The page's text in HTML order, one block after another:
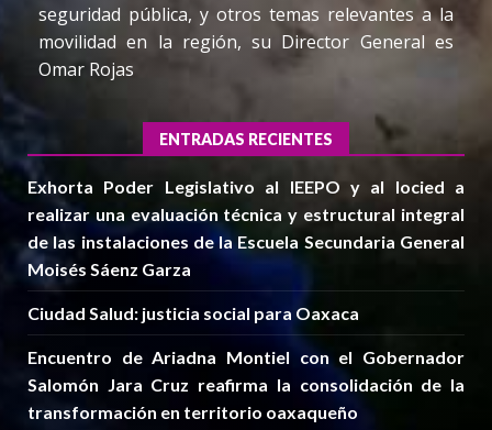
seguridad pública, y otros temas relevantes a la
movilidad en la región, su Director General es
Omar Rojas
ENTRADAS RECIENTES
Exhorta Poder Legislativo al IEEPO y al Iocied a
realizar una evaluación técnica y estructural integral
de las instalaciones de la Escuela Secundaria General
Moisés Sáenz Garza
Ciudad Salud: justicia social para Oaxaca
Encuentro de Ariadna Montiel con el Gobernador
Salomón Jara Cruz reafirma la consolidación de la
transformación en territorio oaxaqueño